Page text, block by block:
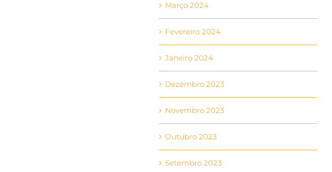
Março 2024
Fevereiro 2024
Janeiro 2024
Dezembro 2023
Novembro 2023
Outubro 2023
Setembro 2023